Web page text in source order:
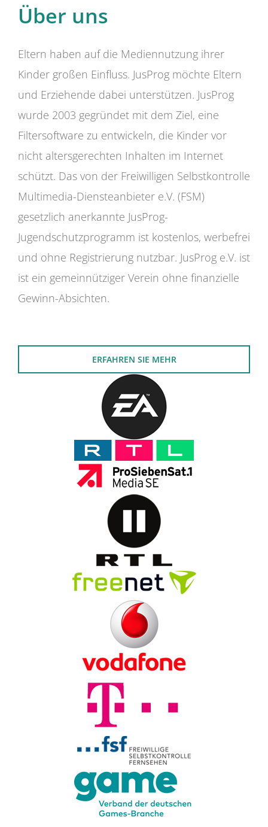
Über uns
Eltern haben auf die Mediennutzung ihrer
Kinder großen Einfluss. JusProg möchte Eltern
und Erziehende dabei unterstützen. JusProg
wurde 2003 gegründet mit dem Ziel, eine
Filtersoftware zu entwickeln, die Kinder vor
nicht altersgerechten Inhalten im Internet
schützt. Das von der Freiwilligen Selbstkontrolle
Multimedia-Diensteanbieter e.V. (FSM)
gesetzlich anerkannte JusProg-
Jugendschutzprogramm ist kostenlos, werbefrei
und ohne Registrierung nutzbar. JusProg e.V. ist
ist ein gemeinnütziger Verein ohne finanzielle
Gewinn-Absichten.
ERFAHREN SIE MEHR